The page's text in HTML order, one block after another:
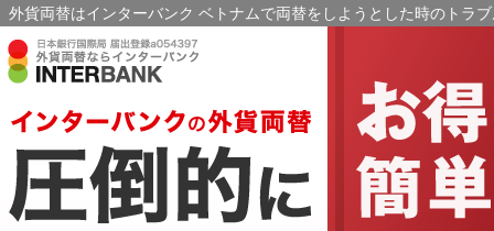
外貨両替はインターバンク ベトナムで両替をしようとした時のトラ